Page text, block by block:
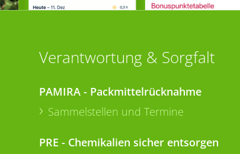
Verantwortung & Sorgfalt
PAMIRA - Packmittelrücknahme
Sammelstellen und Termine
PRE - Chemikalien sicher entsorgen